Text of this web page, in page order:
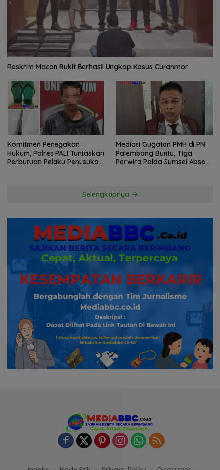
Reskrim Macan Bukit Berhasil Ungkap Kasus Curanmor
Komitmen Penegakan
Hukum, Polres PALI Tuntaskan
Perburuan Pelaku Penusukan
Mediasi Gugatan PMH di PN
Palembang Buntu, Tiga
Perwira Polda Sumsel Absen,
Selengkapnya